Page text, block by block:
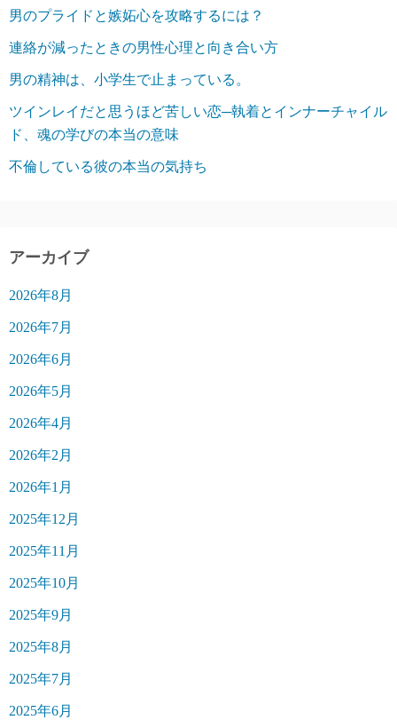
男のプライドと嫉妬心を攻略するには？
連絡が減ったときの男性心理と向き合い方
男の精神は、小学生で止まっている。
ツインレイだと思うほど苦しい恋─執着とインナーチャイル
ド、魂の学びの本当の意味
不倫している彼の本当の気持ち
アーカイブ
2026年8月
2026年7月
2026年6月
2026年5月
2026年4月
2026年2月
2026年1月
2025年12月
2025年11月
2025年10月
2025年9月
2025年8月
2025年7月
2025年6月